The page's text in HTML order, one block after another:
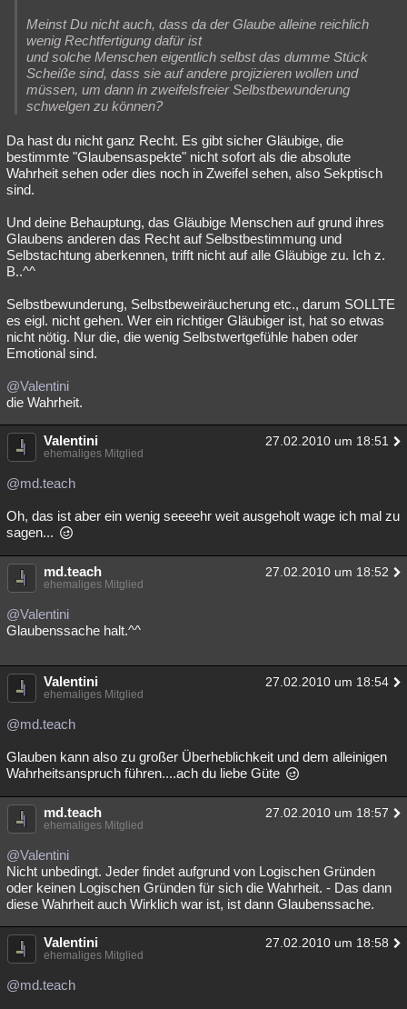
Meinst Du nicht auch, dass da der Glaube alleine reichlich
wenig Rechtfertigung dafür ist
und solche Menschen eigentlich selbst das dumme Stück
Scheiße sind, dass sie auf andere projizieren wollen und
müssen, um dann in zweifelsfreier Selbstbewunderung
schwelgen zu können?
Da hast du nicht ganz Recht. Es gibt sicher Gläubige, die
bestimmte "Glaubensaspekte" nicht sofort als die absolute
Wahrheit sehen oder dies noch in Zweifel sehen, also Sekptisch
sind.
Und deine Behauptung, das Gläubige Menschen auf grund ihres
Glaubens anderen das Recht auf Selbstbestimmung und
Selbstachtung aberkennen, trifft nicht auf alle Gläubige zu. Ich z.
B..^^
Selbstbewunderung, Selbstbeweiräucherung etc., darum SOLLTE
es eigl. nicht gehen. Wer ein richtiger Gläubiger ist, hat so etwas
nicht nötig. Nur die, die wenig Selbstwertgefühle haben oder
Emotional sind.
@Valentini
die Wahrheit.
Valentini 27.02.2010 um 18:51
ehemaliges Mitglied
@md.teach
Oh, das ist aber ein wenig seeeehr weit ausgeholt wage ich mal zu
sagen...
md.teach 27.02.2010 um 18:52
ehemaliges Mitglied
@Valentini
Glaubenssache halt.^^
Valentini 27.02.2010 um 18:54
ehemaliges Mitglied
@md.teach
Glauben kann also zu großer Überheblichkeit und dem alleinigen
Wahrheitsanspruch führen....ach du liebe Güte
md.teach 27.02.2010 um 18:57
ehemaliges Mitglied
@Valentini
Nicht unbedingt. Jeder findet aufgrund von Logischen Gründen
oder keinen Logischen Gründen für sich die Wahrheit. - Das dann
diese Wahrheit auch Wirklich war ist, ist dann Glaubenssache.
Valentini 27.02.2010 um 18:58
ehemaliges Mitglied
@md.teach